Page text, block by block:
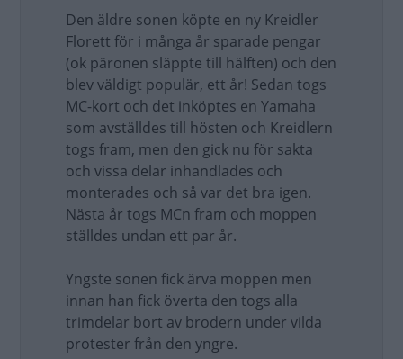
Den äldre sonen köpte en ny Kreidler
Florett för i många år sparade pengar
(ok päronen släppte till hälften) och den
blev väldigt populär, ett år! Sedan togs
MC-kort och det inköptes en Yamaha
som avställdes till hösten och Kreidlern
togs fram, men den gick nu för sakta
och vissa delar inhandlades och
monterades och så var det bra igen.
Nästa år togs MCn fram och moppen
ställdes undan ett par år.
Yngste sonen fick ärva moppen men
innan han fick överta den togs alla
trimdelar bort av brodern under vilda
protester från den yngre.